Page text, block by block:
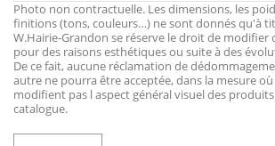
Photo non contractuelle. Les dimensions, les
finitions (tons, couleurs…) ne sont donnés qu'à
W.Hairie-Grandon se réserve le droit de modifier
pour des raisons esthétiques ou suite à des
De ce fait, aucune réclamation de
autre ne pourra être acceptée, dans la mesure
modifient pas l aspect général visuel des
catalogue.